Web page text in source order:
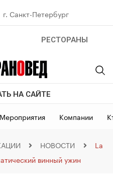
г. Санкт-Петербург
РЕСТОРАНЫ
НА САЙТЕ
Мероприятия Компании
НОВОСТИ
La
винный ужин